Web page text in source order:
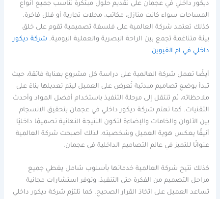
ديكور داخلي في عجمان على تقديم حلول مبتكرة تناسب جميع أنواع
المساحات سواء كانت منازل، مكاتب، محلات تجارية أو فلل فاخرة.
كذلك تعتمد شركة العالمية على فلسفة تصميمية تقوم على خلق
بيئة متناغمة تجمع بين الراحة البصرية والعملية اليومية. شركة ديكور
داخلي في ام القيوين
أيضًا تعمل شركة العالمية على دراسة كل مشروع بعناية فائقة، حيث
تبدأ بوضع تصاميم مبدئية تُعرض على العميل ليتم تعديلها بناءً على
ملاحظاته، ثم تنتقل إلى مرحلة التنفيذ باستخدام أفضل المواد وأحدث
التقنيات. كما تهتم شركة ديكور داخلي في عجمان بتحقيق الانسجام
بين الألوان والخامات والإضاءة لتكون النتيجة النهائية تصميمًا داخليًا
أنيقًا يعكس هوية العميل وشخصيته. لذلك أصبحت شركة العالمية
عنوانًا للتميز في عالم التصاميم الداخلية في عجمان.
كذلك تتيح شركة العالمية خدماتها بأسلوب شامل يغطي جميع
مراحل التصميم من الفكرة حتى التنفيذ، وتوفر استشارات مجانية
تساعد العميل على اتخاذ القرار الصحيح. كما تلتزم شركة ديكور داخلي